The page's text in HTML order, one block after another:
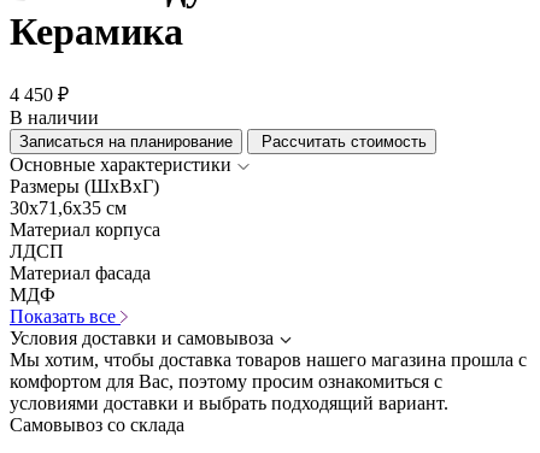
Керамика
4 450 ₽
В наличии
Записаться на планирование Рассчитать стоимость
Основные характеристики
Размеры (ШхВхГ)
30x71,6x35 см
Материал корпуса
ЛДСП
Материал фасада
МДФ
Показать все
Условия доставки и самовывоза
Мы хотим, чтобы доставка товаров нашего магазина прошла с
комфортом для Вас, поэтому просим ознакомиться с
условиями доставки и выбрать подходящий вариант.
Самовывоз со склада